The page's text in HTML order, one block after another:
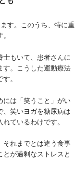
す。このうち、特に重
もいて、患者さんに
す。こうした運動療法
。
には「笑うこと」がい
笑いヨガを糖尿病は
ているわけです。
それまでとは違う食事
が過剰なストレスと